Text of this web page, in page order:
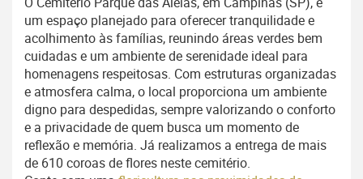
um espaço planejado para oferecer tranquilidade e
acolhimento às famílias, reunindo áreas verdes bem
cuidadas e um ambiente de serenidade ideal para
homenagens respeitosas. Com estruturas organizadas
e atmosfera calma, o local proporciona um ambiente
digno para despedidas, sempre valorizando o conforto
e a privacidade de quem busca um momento de
reflexão e memória. Já realizamos a entrega de mais
de 610 coroas de flores neste cemitério.